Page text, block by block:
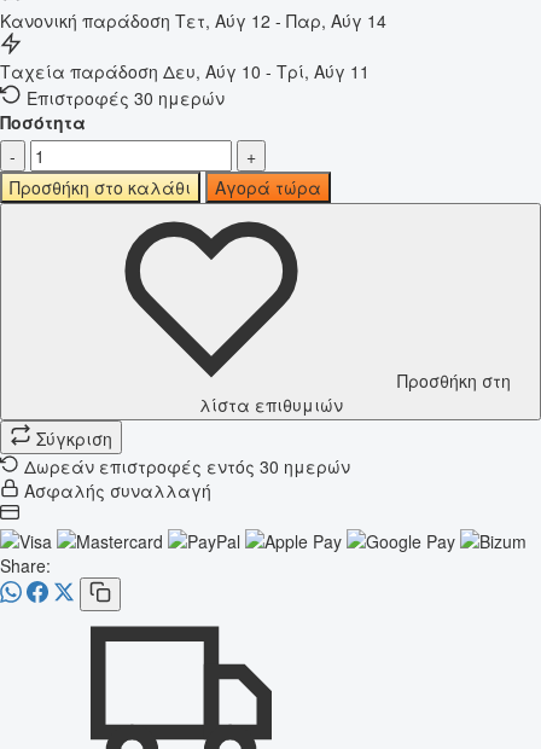
Κανονική παράδοση Τετ, Αύγ 12 - Παρ, Αύγ 14
Ταχεία παράδοση Δευ, Αύγ 10 - Τρί, Αύγ 11
Επιστροφές 30 ημερών
Ποσότητα
-
+
Προσθήκη στο καλάθι
Αγορά τώρα
Προσθήκη στη
λίστα επιθυμιών
Σύγκριση
Δωρεάν επιστροφές εντός 30 ημερών
Ασφαλής συναλλαγή
Share: